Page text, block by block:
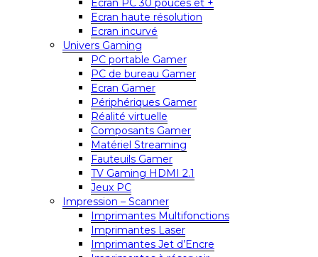
Ecran PC 30 pouces et +
Ecran haute résolution
Ecran incurvé
Univers Gaming
PC portable Gamer
PC de bureau Gamer
Ecran Gamer
Périphériques Gamer
Réalité virtuelle
Composants Gamer
Matériel Streaming
Fauteuils Gamer
TV Gaming HDMI 2.1
Jeux PC
Impression – Scanner
Imprimantes Multifonctions
Imprimantes Laser
Imprimantes Jet d’Encre